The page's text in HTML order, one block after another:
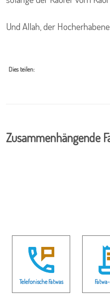
Und Allah, der
Dies teilen:
Zusammenhängende
Telefonische Fatwas